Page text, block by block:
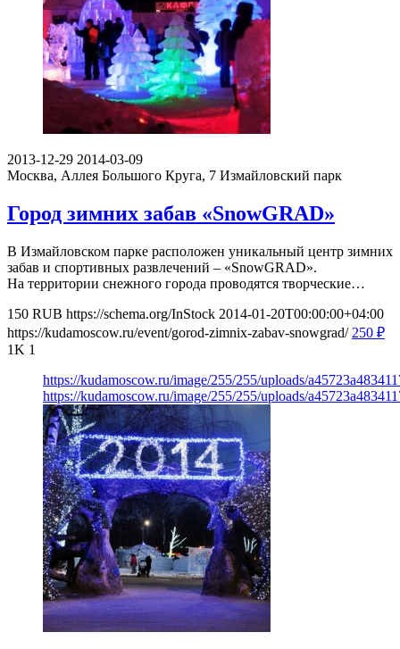
2013-12-29 2014-03-09
Москва, Аллея Большого Круга, 7 Измайловский парк
Город зимних забав «SnowGRAD»
В Измайловском парке расположен уникальный центр зимних
забав и спортивных развлечений – «SnowGRAD».
На территории снежного города проводятся творческие…
150 RUB https://schema.org/InStock 2014-01-20T00:00:00+04:00
https://kudamoscow.ru/event/gorod-zimnix-zabav-snowgrad/ 250 ₽
1K 1
https://kudamoscow.ru/image/255/255/uploads/
https://kudamoscow.ru/image/255/255/uploads/